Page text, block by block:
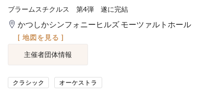
ブラームスチクルス 第4弾 遂に完結
かつしかシンフォニーヒルズ モーツァルトホール
[ 地図を見る ]
主催者団体情報
クラシック オーケストラ